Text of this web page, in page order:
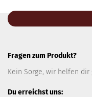
Fragen zum Produkt?
Kein Sorge, wir helfen dir
Du erreichst uns: